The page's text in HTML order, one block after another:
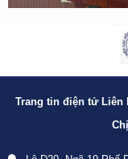
Trang tin điện tử Liên